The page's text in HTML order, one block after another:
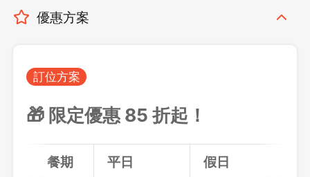
優惠方案
訂位方案
🎁 限定優惠 85 折起！
餐期 平日 假日